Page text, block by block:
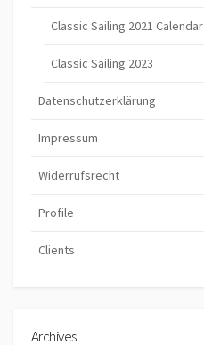
Classic Sailing 2021 Calendar
Classic Sailing 2023
Datenschutzerklärung
Impressum
Widerrufsrecht
Profile
Clients
Archives